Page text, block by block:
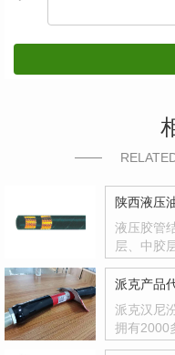
陕西液压
液压胶管
层、中胶
派克产品
派克汉尼
拥有2000